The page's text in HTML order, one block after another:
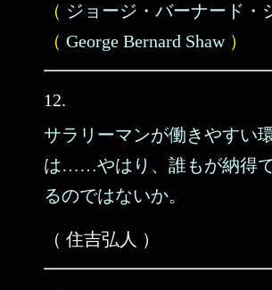
（ ジョージ・バーナード・
（ George Bernard Shaw）
12.
サラリーマンが働きやすい
は……やはり、誰もが納得
るのではないか。
（ 住吉弘人 ）